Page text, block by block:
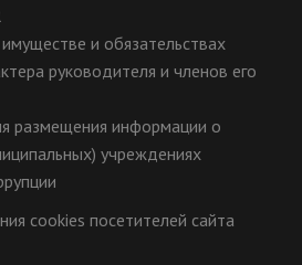
и обязательствах
руководителя и членов его
размещения информации о
учреждениях
cookies посетителей сайта